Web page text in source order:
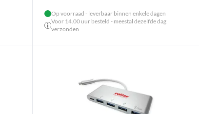
Op voorraad - leverbaar binnen enkele dagen
Voor 14.00 uur besteld - meestal dezelfde dag
verzonden